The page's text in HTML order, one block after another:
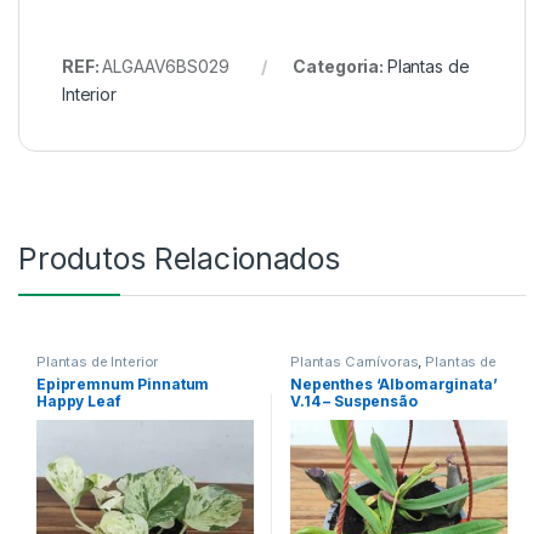
REF:ALGAAV6BS029 Categoria: Plantas de
Interior
Produtos Relacionados
Plantas de Interior
Epipremnum Pinnatum
Happy Leaf
Plantas Carnívoras, Plantas de
Interior
Nepenthes ‘Albomarginata’
V.14 – Suspensão